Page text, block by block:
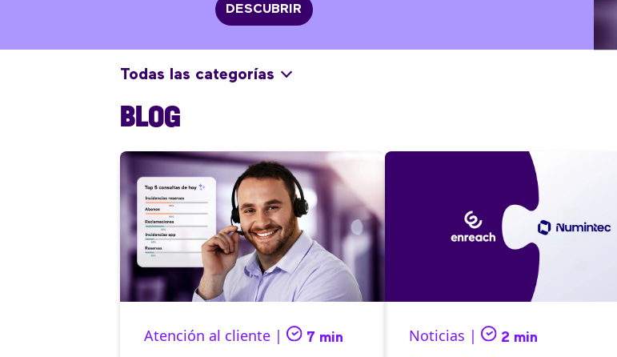
DESCUBRIR
Todas las categorías
BLOG
Atención al cliente | 7 min Noticias | 2 min